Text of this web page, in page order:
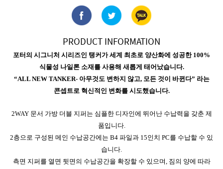
PRODUCT INFORMATION
포터의 시그니처 시리즈인 탱커가 세계 최초로 양산화에 성공한 100%
식물성 나일론 소재를 사용해 새롭게 태어났습니다.
“ALL NEW TANKER- 아무것도 변하지 않고, 모든 것이 바뀐다” 라는
콘셉트로 혁신적인 변화를 시도했습니다.
2WAY 문서 가방 더블 지퍼는 심플한 디자인에 뛰어난 수납력을 갖춘 제
품입니다.
2층으로 구성된 메인 수납공간에는 B4 파일과 15인치 PC를 수납할 수 있
습니다.
측면 지퍼를 열면 뒷면의 수납공간을 확장할 수 있으며, 짐의 양에 따라